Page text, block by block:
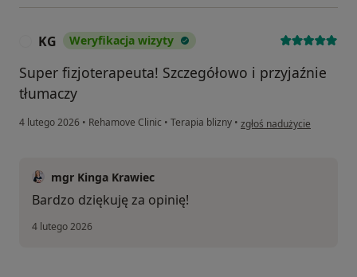
KG Weryfikacja wizyty
Super fizjoterapeuta! Szczegółowo i przyjaźnie
tłumaczy
4 lutego 2026 • Rehamove Clinic • Terapia blizny • w opinii użytkownika KG
zgłoś nadużycie
mgr Kinga Krawiec
Bardzo dziękuję za opinię!
4 lutego 2026